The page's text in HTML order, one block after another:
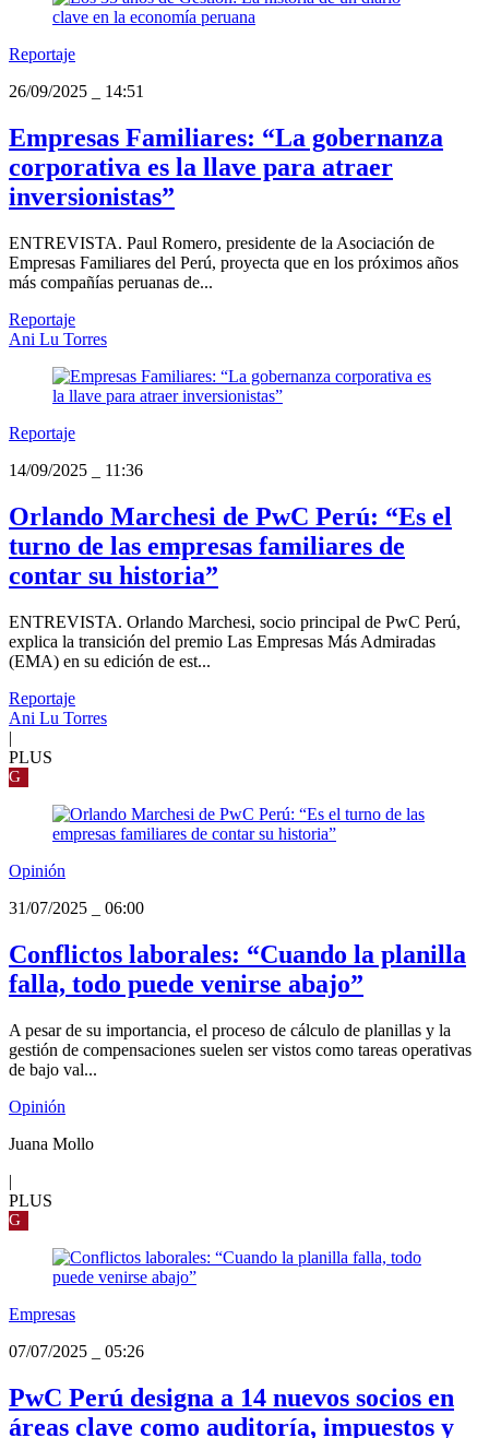
Reportaje
26/09/2025
14:51
Empresas Familiares: “La gobernanza
corporativa es la llave para atraer
inversionistas”
ENTREVISTA. Paul Romero, presidente de la Asociación de
Empresas Familiares del Perú, proyecta que en los próximos años
más compañías peruanas de...
Reportaje
Ani Lu Torres
Reportaje
14/09/2025
11:36
Orlando Marchesi de PwC Perú: “Es el
turno de las empresas familiares de
contar su historia”
ENTREVISTA. Orlando Marchesi, socio principal de PwC Perú,
explica la transición del premio Las Empresas Más Admiradas
(EMA) en su edición de est...
Reportaje
Ani Lu Torres
|
PLUS
G
Opinión
31/07/2025
06:00
Conflictos laborales: “Cuando la planilla
falla, todo puede venirse abajo”
A pesar de su importancia, el proceso de cálculo de planillas y la
gestión de compensaciones suelen ser vistos como tareas operativas
de bajo val...
Opinión
Juana Mollo
|
PLUS
G
Empresas
07/07/2025
05:26
PwC Perú designa a 14 nuevos socios en
áreas clave como auditoría, impuestos y